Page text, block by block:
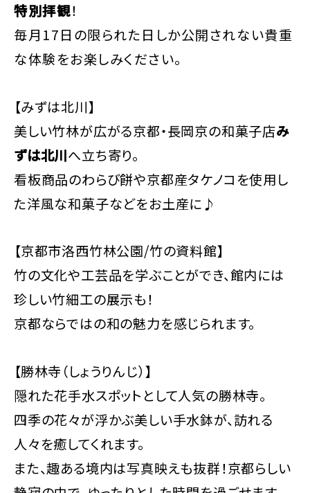
特別拝観！
毎月17日の限られた日しか公開されない貴重
な体験をお楽しみください。
【みずは北川】
美しい竹林が広がる京都・長岡京の和菓子店み
ずは北川へ立ち寄り。
看板商品のわらび餅や京都産タケノコを使用し
た洋風な和菓子などをお土産に♪
【京都市洛西竹林公園/竹の資料館】
竹の文化や工芸品を学ぶことができ、館内には
珍しい竹細工の展示も！
京都ならではの和の魅力を感じられます。
【勝林寺（しょうりんじ）】
隠れた花手水スポットとして人気の勝林寺。
四季の花々が浮かぶ美しい手水鉢が、訪れる
人々を癒してくれます。
また、趣ある境内は写真映えも抜群！京都らしい